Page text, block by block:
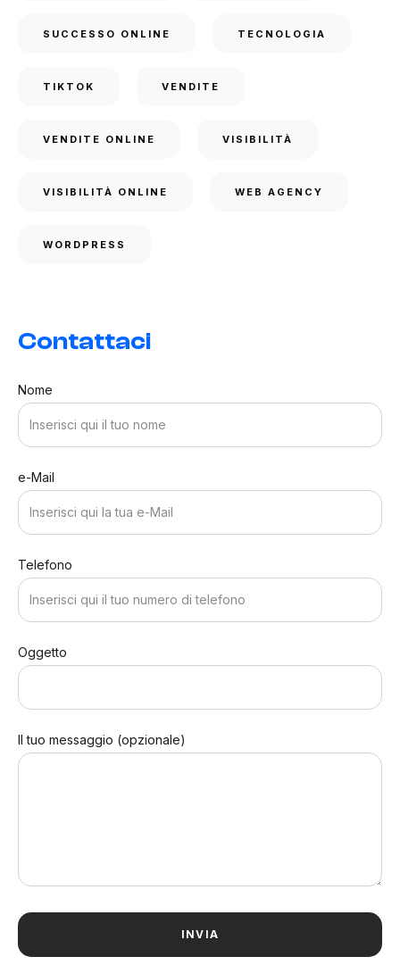
SUCCESSO ONLINE TECNOLOGIA
TIKTOK VENDITE
VENDITE ONLINE VISIBILITÀ
VISIBILITÀ ONLINE WEB AGENCY
WORDPRESS
Contattaci
Nome
e-Mail
Telefono
Oggetto
Il tuo messaggio (opzionale)